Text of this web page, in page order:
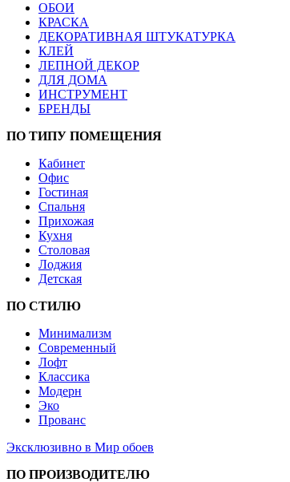
ОБОИ
КРАСКА
ДЕКОРАТИВНАЯ ШТУКАТУРКА
КЛЕЙ
ЛЕПНОЙ ДЕКОР
ДЛЯ ДОМА
ИНСТРУМЕНТ
БРЕНДЫ
ПО ТИПУ ПОМЕЩЕНИЯ
Кабинет
Офис
Гостиная
Спальня
Прихожая
Кухня
Столовая
Лоджия
Детская
ПО СТИЛЮ
Минимализм
Современный
Лофт
Классика
Модерн
Эко
Прованс
Эксклюзивно в Мир обоев
ПО ПРОИЗВОДИТЕЛЮ